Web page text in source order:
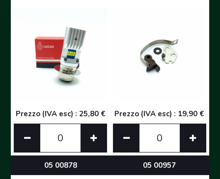
Prezzo (IVA esc) : 25,80 € Prezzo (IVA esc) : 19,90 €
05 00878
05 00957